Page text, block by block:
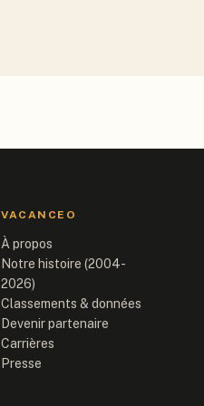
VACANCEO
À propos
Notre histoire (2004-
2026)
Classements & données
Devenir partenaire
Carrières
Presse